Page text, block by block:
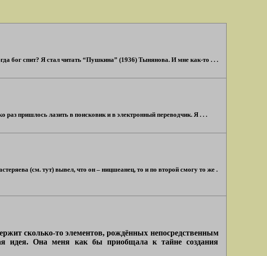
бог спит? Я стал читать “Пушкина” (1936) Тынянова. И мне как-то . . .
пришлось лазить в поисковик и в электронный переводчик. Я . . .
(см. тут) вывел, что он – ницшеанец, то и по второй смогу то же .
сколько-то элементов, рождённых непосредственным
идея. Она меня как бы приобщала к тайне создания